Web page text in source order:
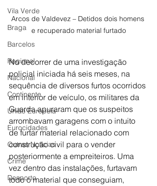
Vila Verde
Braga
Barcelos
Regional
Nacional
Continente
União Europeia
Eurocidades
Outras Notícias
Crime
Desporto
Arcos de Valdevez – Detidos dois homens
e recuperado material furtado
No decorrer de uma investigação
policial iniciada há seis meses, na
sequência de diversos furtos ocorridos
em interior de veículo, os militares da
Guarda apuraram que os suspeitos
arrombavam garagens com o intuito
de furtar material relacionado com
construção civil para o vender
posteriormente a empreiteiros. Uma
vez dentro das instalações, furtavam
todo o material que conseguiam,